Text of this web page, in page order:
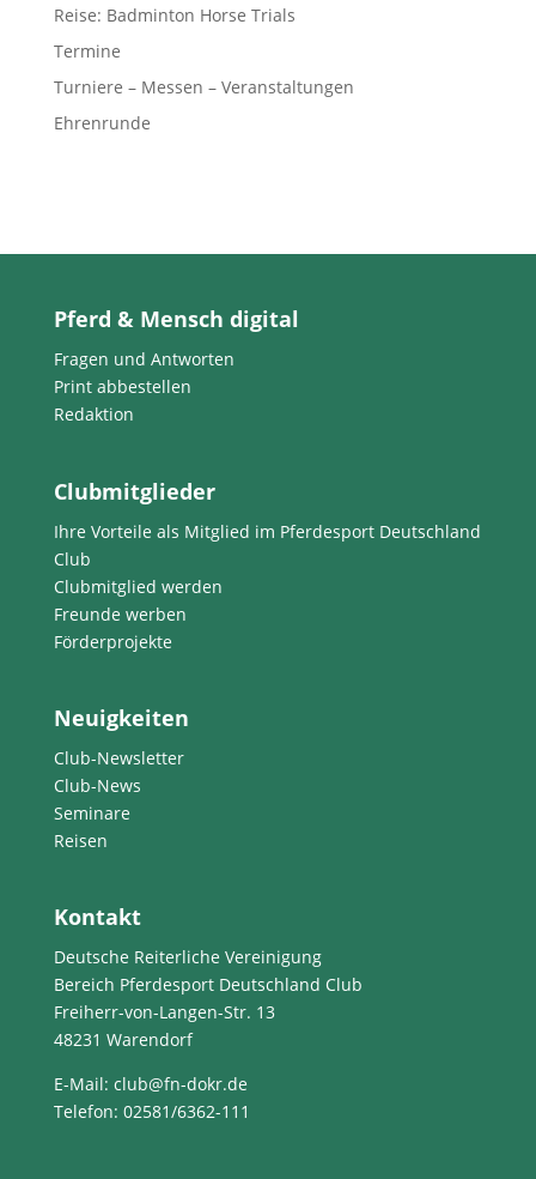
Reise: Badminton Horse Trials
Termine
Turniere – Messen – Veranstaltungen
Ehrenrunde
Pferd & Mensch digital
Fragen und Antworten
Print abbestellen
Redaktion
Clubmitglieder
Ihre Vorteile als Mitglied im Pferdesport Deutschland
Club
Clubmitglied werden
Freunde werben
Förderprojekte
Neuigkeiten
Club-Newsletter
Club-News
Seminare
Reisen
Kontakt
Deutsche Reiterliche Vereinigung
Bereich Pferdesport Deutschland Club
Freiherr-von-Langen-Str. 13
48231 Warendorf
E-Mail: club@fn-dokr.de
Telefon: 02581/6362-111